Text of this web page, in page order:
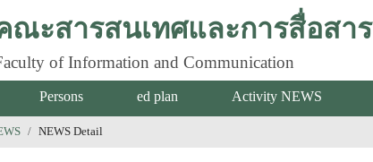
ณะสารสนเทศและการสื่อสาร
of Information and Communication
Persons ed plan Activity NEWS
NEWS Detail